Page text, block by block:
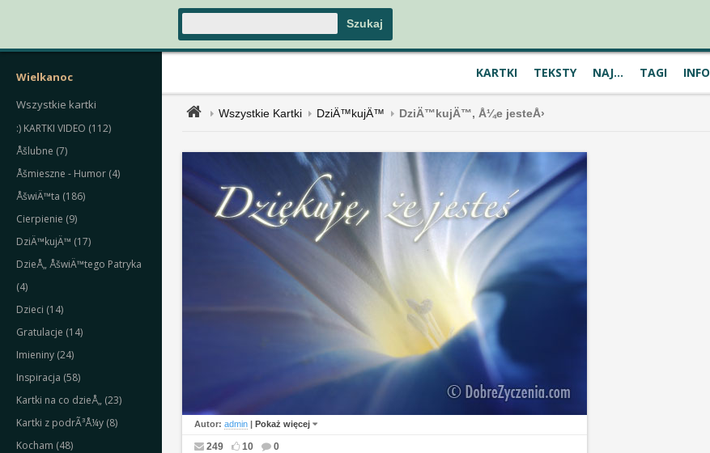
KARTKI TEKSTY NAJ... TAGI INFO
Wielkanoc
Wszystkie kartki
:) KARTKI VIDEO (112)
Åšlubne (7)
Åšmieszne - Humor (4)
ÅšwiÄ™ta (186)
Cierpienie (9)
DziÄ™kujÄ™ (17)
DzieÅ„ ÅšwiÄ™tego Patryka
(4)
Dzieci (14)
Gratulacje (14)
Imieniny (24)
Inspiracja (58)
Kartki na co dzieÅ„ (23)
Kartki z podrÃ³Å¼y (8)
Kocham (48)
Wszystkie Kartki DziÄ™kujÄ™ DziÄ™kujÄ™, Å¼e jesteÅ›
Autor: admin | Pokaż więcej
249 10 0